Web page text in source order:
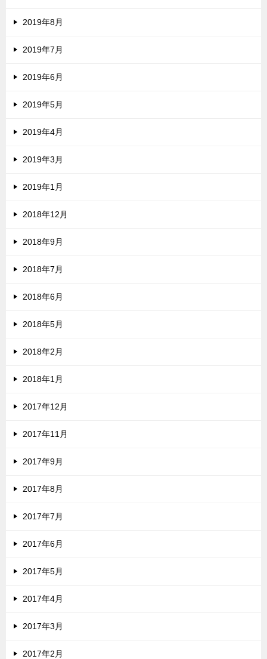
2019年8月
2019年7月
2019年6月
2019年5月
2019年4月
2019年3月
2019年1月
2018年12月
2018年9月
2018年7月
2018年6月
2018年5月
2018年2月
2018年1月
2017年12月
2017年11月
2017年9月
2017年8月
2017年7月
2017年6月
2017年5月
2017年4月
2017年3月
2017年2月